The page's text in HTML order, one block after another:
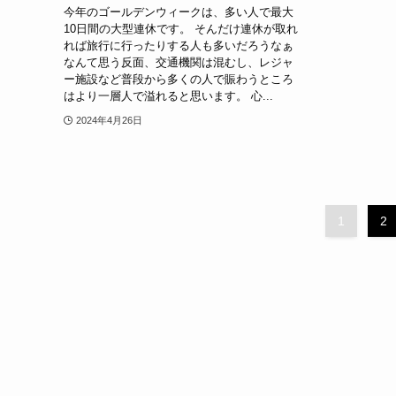
今年のゴールデンウィークは、多い人で最大
10日間の大型連休です。 そんだけ連休が取れ
れば旅行に行ったりする人も多いだろうなぁ
なんて思う反面、交通機関は混むし、レジャ
ー施設など普段から多くの人で賑わうところ
はより一層人で溢れると思います。 心...
2024年4月26日
1 2